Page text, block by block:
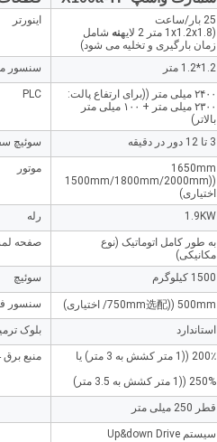
25 بار/ساعت
(1x1.2x1.8 متر 2 لایه
نه شامل
زمان بارگیری و تخلیه می شود)
اینورتر
1.2*1.2 متر سنسور
۲۴۰۰ میلی متر ((برای ارتفاع پالت:
۲۳۰۰ میلی متر + ۱۰۰ میلی متر
بالاتر)
PLC
3 تا 12 دور در دقیقه سوئیچ
1650mm
((1500mm/1800mm/2000mm
اختیاری)
موتور
1.9KW رله
به طور کامل اتوماتیک (نوع
مکانیکی)
صفحه
1500 کیلوگرم سوئیچ
500mm ((750mm选配/ اختیاری) سنسور
استاندارد بلوک
200٪ ((1 متر کشش به 3 متر) یا
250% ((1 متر کشش به 3.5 متر)
منبع برق 24 ولت
قطر 250 میلی متر
سیستم Up&down Drive